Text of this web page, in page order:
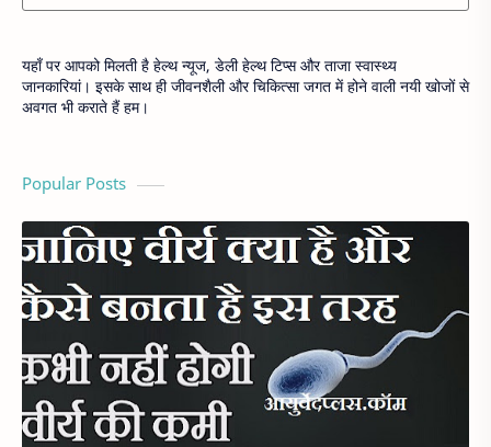
यहाँ पर आपको मिलती है हेल्थ न्यूज, डेली हेल्थ टिप्स और ताजा स्वास्थ्य
जानकारियां। इसके साथ ही जीवनशैली और चिकित्सा जगत में होने वाली नयी खोजों से
अवगत भी कराते हैं हम।
Popular Posts